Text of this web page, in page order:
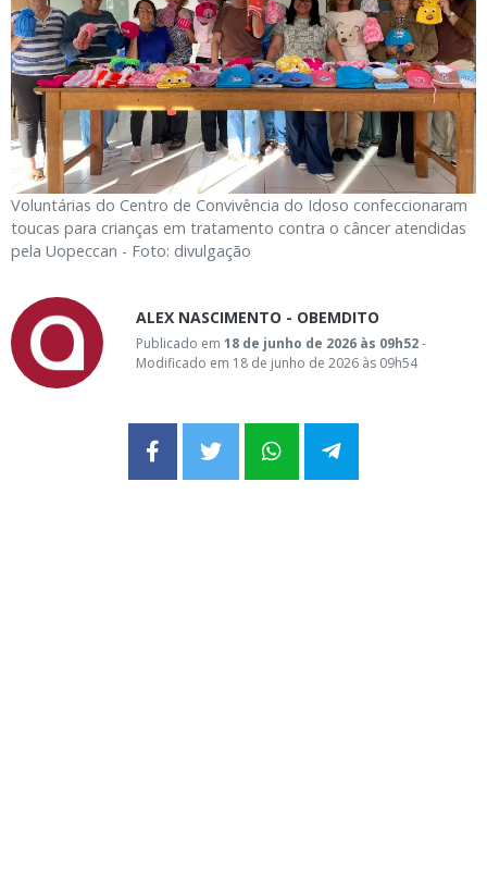
Voluntárias do Centro de Convivência do Idoso confeccionaram
toucas para crianças em tratamento contra o câncer atendidas
pela Uopeccan - Foto: divulgação
ALEX NASCIMENTO - OBEMDITO
Publicado em 18 de junho de 2026 às 09h52-
Modificado em 18 de junho de 2026 às 09h54